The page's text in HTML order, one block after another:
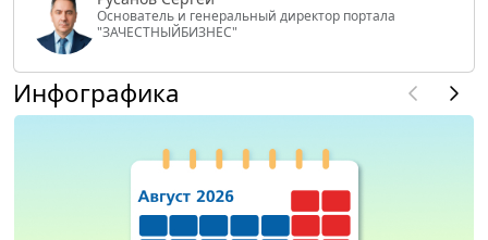
Основатель и генеральный директор портала
"ЗАЧЕСТНЫЙБИЗНЕС"
Инфографика